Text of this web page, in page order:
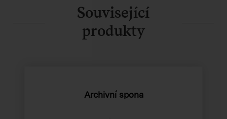
Související
produkty
Archivní spona